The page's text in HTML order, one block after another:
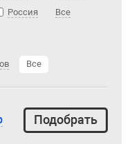
Россия Все
Все